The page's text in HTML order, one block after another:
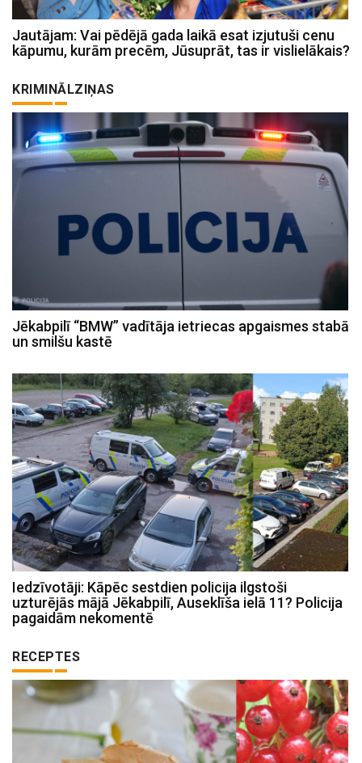
Jautājam: Vai pēdējā gada laikā esat izjutuši cenu
kāpumu, kurām precēm, Jūsuprāt, tas ir vislielākais?
KRIMINĀLZIŅAS
Jēkabpilī “BMW” vadītāja ietriecas apgaismes stabā
un smilšu kastē
Iedzīvotāji: Kāpēc sestdien policija ilgstoši
uzturējās mājā Jēkabpilī, Auseklīša ielā 11? Policija
pagaidām nekomentē
RECEPTES